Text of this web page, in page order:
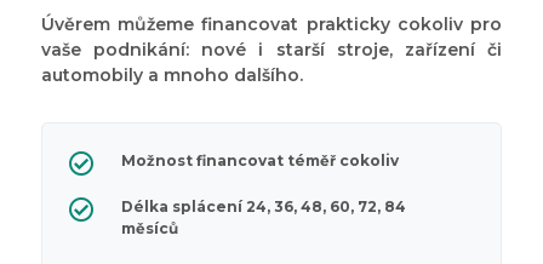
Úvěrem můžeme financovat prakticky cokoliv pro
vaše podnikání: nové i starší stroje, zařízení či
automobily a mnoho dalšího.
Možnost financovat téměř cokoliv
Délka splácení 24, 36, 48, 60, 72, 84
měsíců